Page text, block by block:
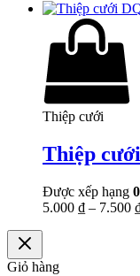
Thiệp cưới
Thiệp
Được xếp hạng 0
5.000 ₫ – 7.500
Giỏ hàng